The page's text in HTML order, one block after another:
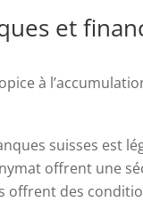
et
à
suisses est
offrent une
offrent des